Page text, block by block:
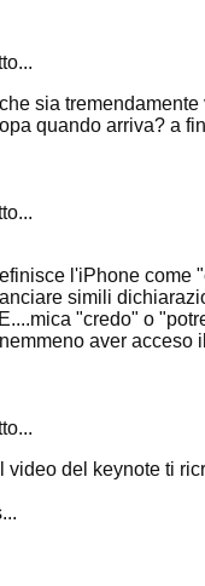
sia
quando arriva? a
l'iPhone come
simili
"credo" o
aver
video del keynote ti